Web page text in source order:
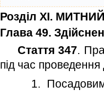
Роздiл XI.
Глава 49.
Стаття 347.
пiд час проведення
1. Посадовим